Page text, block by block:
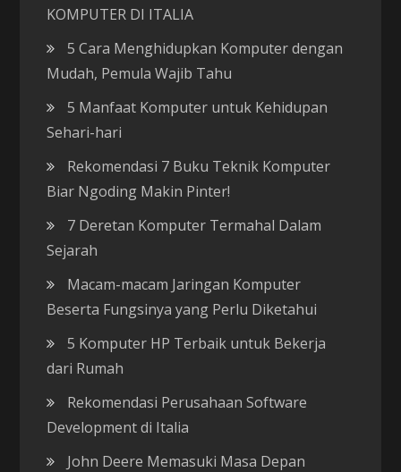
KOMPUTER DI ITALIA
5 Cara Menghidupkan Komputer dengan
Mudah, Pemula Wajib Tahu
5 Manfaat Komputer untuk Kehidupan
Sehari-hari
Rekomendasi 7 Buku Teknik Komputer
Biar Ngoding Makin Pinter!
7 Deretan Komputer Termahal Dalam
Sejarah
Macam-macam Jaringan Komputer
Beserta Fungsinya yang Perlu Diketahui
5 Komputer HP Terbaik untuk Bekerja
dari Rumah
Rekomendasi Perusahaan Software
Development di Italia
John Deere Memasuki Masa Depan